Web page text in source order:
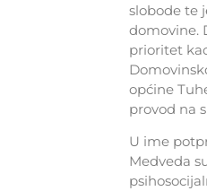
slobode te
domovine.
prioritet
općine
provod na
U ime
Medveda